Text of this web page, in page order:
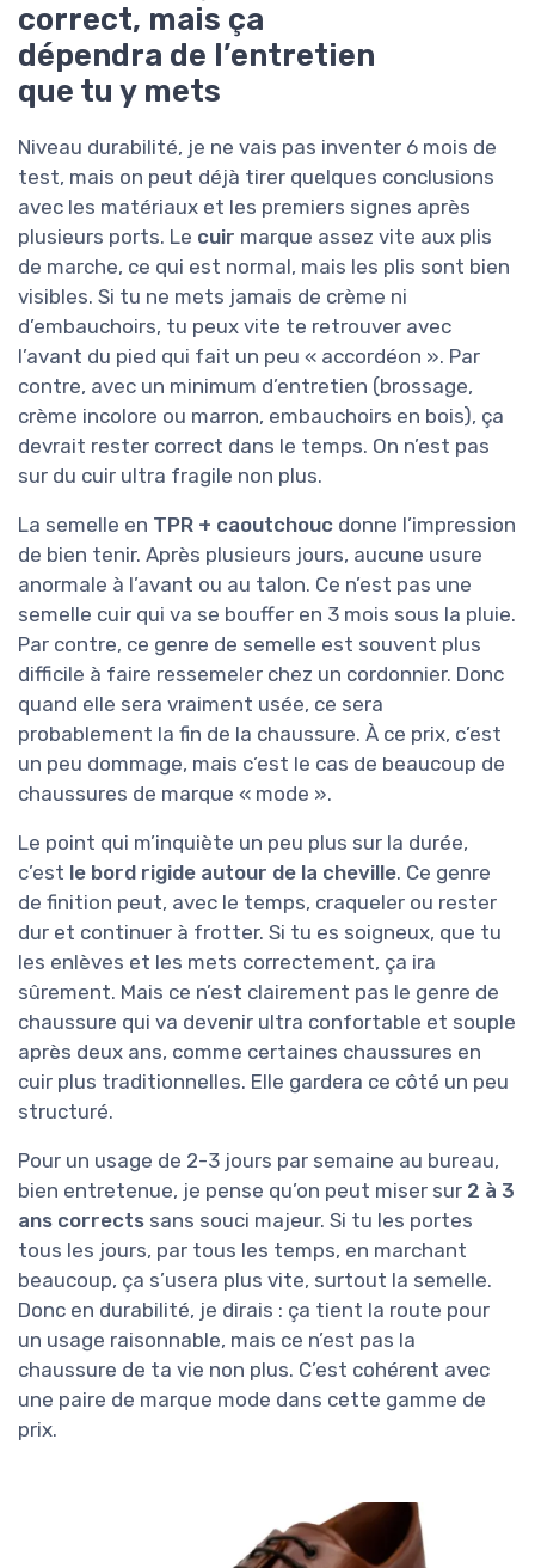
correct, mais ça
dépendra de l’entretien
que tu y mets
Niveau durabilité, je ne vais pas inventer 6 mois de
test, mais on peut déjà tirer quelques conclusions
avec les matériaux et les premiers signes après
plusieurs ports. Le cuir marque assez vite aux plis
de marche, ce qui est normal, mais les plis sont bien
visibles. Si tu ne mets jamais de crème ni
d’embauchoirs, tu peux vite te retrouver avec
l’avant du pied qui fait un peu « accordéon ». Par
contre, avec un minimum d’entretien (brossage,
crème incolore ou marron, embauchoirs en bois), ça
devrait rester correct dans le temps. On n’est pas
sur du cuir ultra fragile non plus.
La semelle en TPR + caoutchouc donne l’impression
de bien tenir. Après plusieurs jours, aucune usure
anormale à l’avant ou au talon. Ce n’est pas une
semelle cuir qui va se bouffer en 3 mois sous la pluie.
Par contre, ce genre de semelle est souvent plus
difficile à faire ressemeler chez un cordonnier. Donc
quand elle sera vraiment usée, ce sera
probablement la fin de la chaussure. À ce prix, c’est
un peu dommage, mais c’est le cas de beaucoup de
chaussures de marque « mode ».
Le point qui m’inquiète un peu plus sur la durée,
c’est le bord rigide autour de la cheville. Ce genre
de finition peut, avec le temps, craqueler ou rester
dur et continuer à frotter. Si tu es soigneux, que tu
les enlèves et les mets correctement, ça ira
sûrement. Mais ce n’est clairement pas le genre de
chaussure qui va devenir ultra confortable et souple
après deux ans, comme certaines chaussures en
cuir plus traditionnelles. Elle gardera ce côté un peu
structuré.
Pour un usage de 2-3 jours par semaine au bureau,
bien entretenue, je pense qu’on peut miser sur 2 à 3
ans corrects sans souci majeur. Si tu les portes
tous les jours, par tous les temps, en marchant
beaucoup, ça s’usera plus vite, surtout la semelle.
Donc en durabilité, je dirais : ça tient la route pour
un usage raisonnable, mais ce n’est pas la
chaussure de ta vie non plus. C’est cohérent avec
une paire de marque mode dans cette gamme de
prix.